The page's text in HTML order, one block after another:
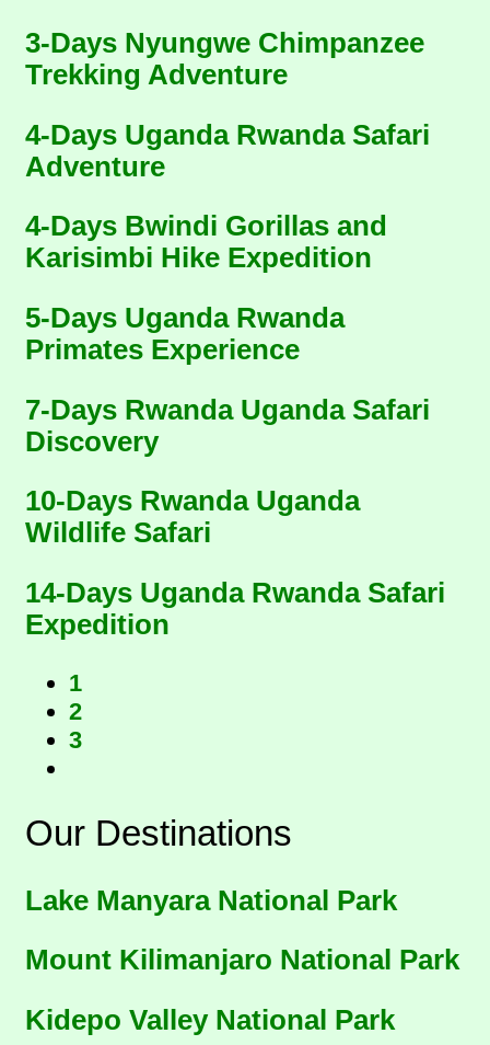
3-Days Nyungwe Chimpanzee
Trekking Adventure
4-Days Uganda Rwanda Safari
Adventure
4-Days Bwindi Gorillas and
Karisimbi Hike Expedition
5-Days Uganda Rwanda
Primates Experience
7-Days Rwanda Uganda Safari
Discovery
10-Days Rwanda Uganda
Wildlife Safari
14-Days Uganda Rwanda Safari
Expedition
1
2
3
Our Destinations
Lake Manyara National Park
Mount Kilimanjaro National Park
Kidepo Valley National Park